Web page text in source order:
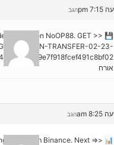
הגב
Operation NoOP88. GET >>
BITCOIN-TRANSFER-02-23-
💾
אורח
הגב
a gift from Binance. Next =>>